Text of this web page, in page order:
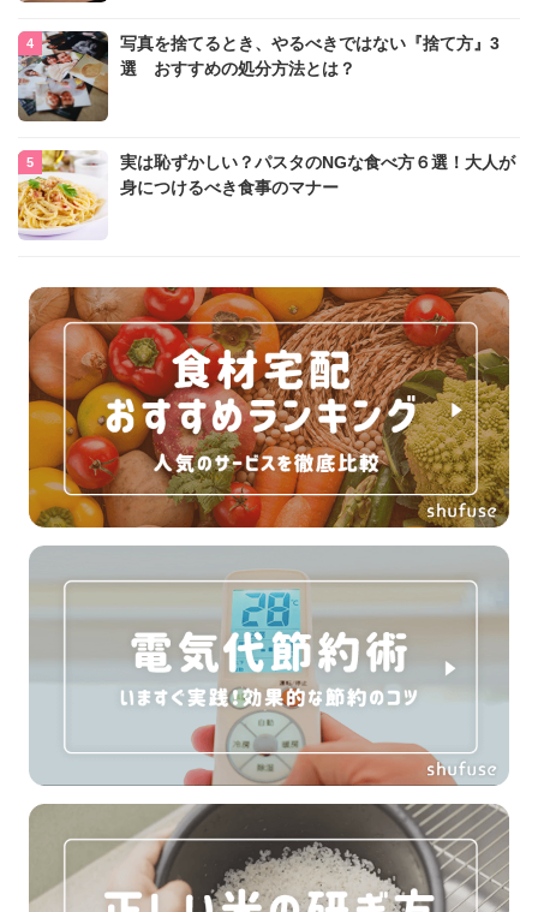
写真を捨てるとき、やるべきではない『捨て方』3
選 おすすめの処分方法とは？
実は恥ずかしい？パスタのNGな食べ方６選！大人が
身につけるべき食事のマナー